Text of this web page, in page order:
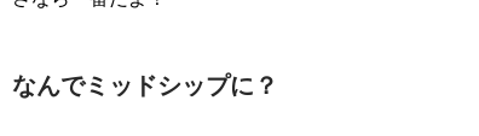
なんでミッドシップに？